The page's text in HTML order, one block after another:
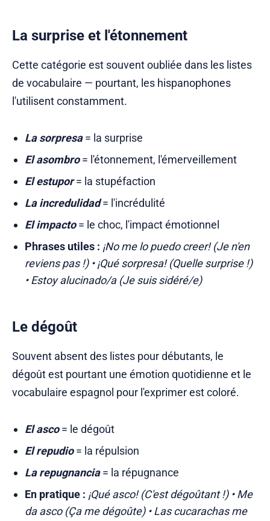
La surprise et l'étonnement
Cette catégorie est souvent oubliée dans les listes
de vocabulaire — pourtant, les hispanophones
l'utilisent constamment.
La sorpresa= la surprise
El asombro= l'étonnement, l'émerveillement
El estupor= la stupéfaction
La incredulidad= l'incrédulité
El impacto= le choc, l'impact émotionnel
Phrases utiles : ¡No me lo puedo creer! (Je n'en
reviens pas !) • ¡Qué sorpresa! (Quelle surprise !)
• Estoy alucinado/a (Je suis sidéré/e)
Le dégoût
Souvent absent des listes pour débutants, le
dégoût est pourtant une émotion quotidienne et le
vocabulaire espagnol pour l'exprimer est coloré.
El asco= le dégoût
El repudio= la répulsion
La repugnancia= la répugnance
En pratique : ¡Qué asco! (C'est dégoûtant !) • Me
da asco (Ça me dégoûte) • Las cucarachas me